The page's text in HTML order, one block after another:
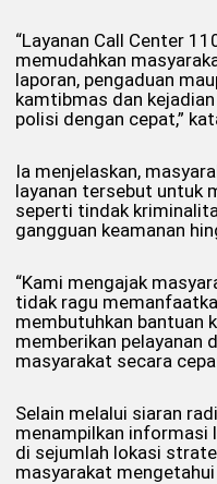
“Layanan Call Center
memudahkan
laporan, pengaduan
kamtibmas dan
polisi dengan cepat,”
Ia menjelaskan,
layanan tersebut untuk
seperti tindak
gangguan keamanan
“Kami mengajak
tidak ragu
membutuhkan bantuan
memberikan pelayanan
masyarakat secara
Selain melalui siaran
menampilkan informasi
di sejumlah lokasi
masyarakat